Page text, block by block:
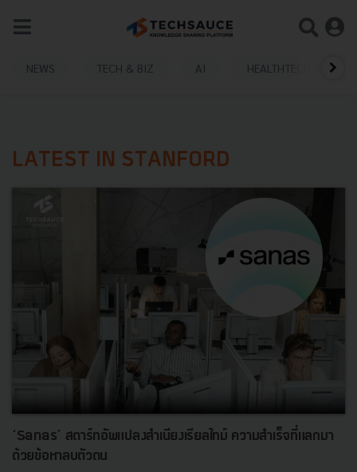
NEWS TECH & BIZ AI HEALTHTECH
LATEST IN STANFORD
‘Sanas’ สตาร์ทอัพแปลงสำเนียงเรียลไทม์ ความสำเร็จที่แลกมา
ด้วยข้อหาลบตัวตน